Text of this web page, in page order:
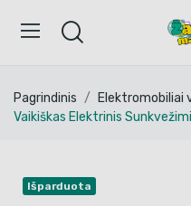
Pagrindinis Elektromobiliai
Vaikiškas Elektrinis
Išparduota